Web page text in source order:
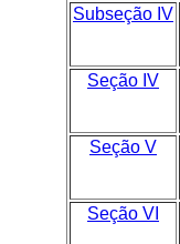
Subseção IV
Seção IV
Seção V
Seção VI